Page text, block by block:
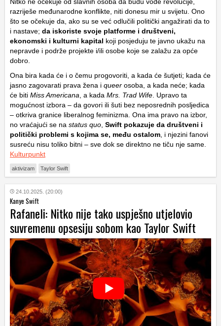
razriješe međunarodne konflikte, niti donesu mir u svijetu. Ono
što se očekuje da, ako su se već odlučili politički angažirati da to
i nastave; da iskoriste svoje platforme i društveni,
ekonomski i kulturni kapital koji posjeduju te javno ukažu na
nepravde i podrže projekte i/ili osobe koje se zalažu za opće
dobro.
Ona bira kada će i o čemu progovoriti, a kada će šutjeti; kada će
jasno zagovarati prava žena i queer osoba, a kada neće; kada
će biti Miss Americana , a kada Mrs. Trad Wife . Upravo ta
mogućnost izbora – da govori ili šuti bez neposrednih posljedica
– otkriva granice liberalnog feminizma. Ona ima pravo na izbor,
no vraćajući se na status quo Swift pokazuje da društveni i
politički problemi s kojima se, među ostalom , i njezini fanovi
susreću nisu toliko bitni – sve dok se direktno ne tiču nje same.
Kulturpunkt
aktivizam Taylor Swift
24.10.2025. (20:00)
Kanye Swift
Rafaneli: Nitko nije tako uspješno utjelovio
suvremenu opsesiju sobom kao Taylor Swift